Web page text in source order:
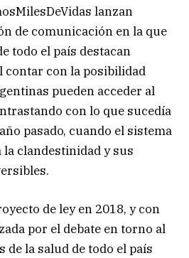
lanzan
de comunicación en la que
todo el país destacan
contar con la posibilidad
pueden acceder al
con lo que sucedía
pasado, cuando el sistema
la clandestinidad y sus
de ley en 2018, y con
por el debate en torno al
de la salud de todo el país